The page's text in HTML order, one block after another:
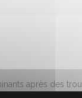
après des